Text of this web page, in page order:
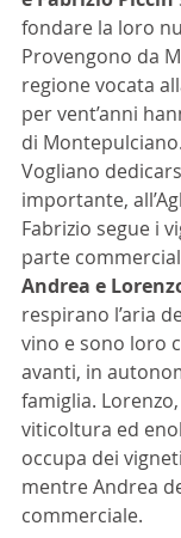
fondare la loro
Provengono da
regione vocata
per vent’anni
di Montepulciano.
Vogliano
importante,
Fabrizio segue i
parte
Andrea e
respirano l’aria
vino e sono loro
avanti, in
famiglia.
viticoltura ed
occupa dei
mentre Andrea
commerciale.